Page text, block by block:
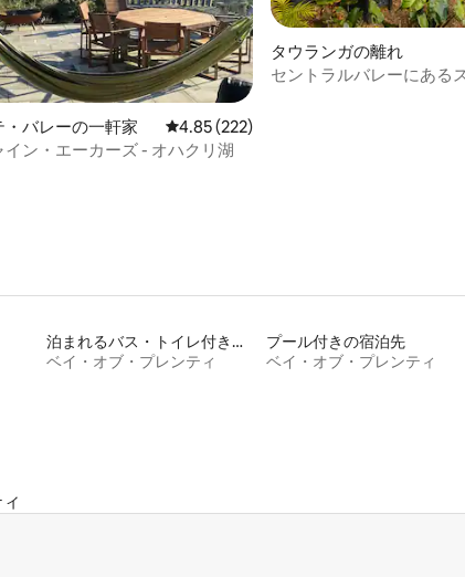
4.99つ星の平均評価
・バレーの一軒家 レビュー222件、5つ星中4.85つ星の平均
4.85 (222)
イン・エーカーズ - オハクリ湖
タウランガの離れ
セントラルバレーにある
泊まれるバス・トイレ付き個室
ベイ・オブ・プレンティ
プール付きの宿泊先
ベイ・オブ・プレンティ